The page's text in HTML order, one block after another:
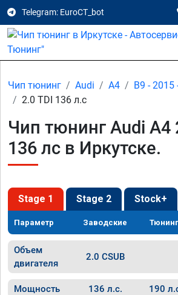
Telegram: EuroCT_bot
Чип тюнинг Audi A4 B9 - 2015
2.0 TDI 136 л.с
Чип тюнинг Audi A4
136 лс в Иркутске.
Stage 1 Stage 2 Stock+
Параметр Заводские
Объем
двигателя
2.0 CSUB
Мощность 136 л.с. 190